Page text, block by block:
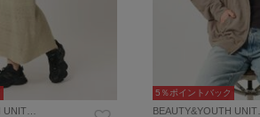
UNIT…
5％ポイントバック
BEAUTY&YOUTH